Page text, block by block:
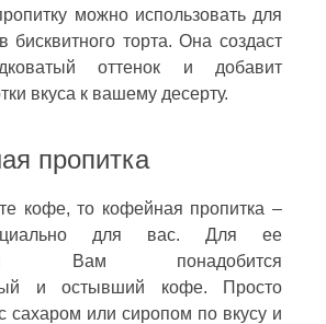
можно использовать для
бисквитного торта. Она создаст
оттенок и добавит
вкуса к вашему десерту.
пропитка
кофе, то кофейная пропитка –
для вас. Для ее
Вам понадобится
и остывший кофе. Просто
сахаром или сиропом по вкусу и